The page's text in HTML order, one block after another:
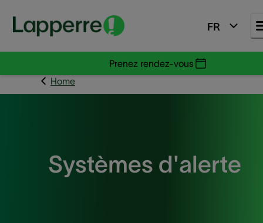
FR
Prenez rendez-vous
Home
Systèmes d'alerte